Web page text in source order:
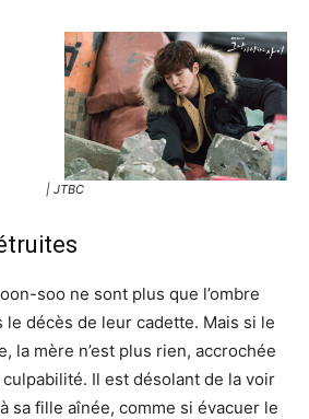
| JTBC
soo ne sont plus que l’ombre
le décès de leur cadette. Mais si le
la mère n’est plus rien, accrochée
Il est désolant de la voir
sa fille aînée, comme si évacuer le